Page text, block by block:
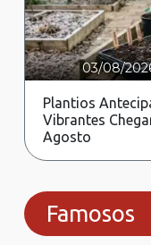
03/08/
Plantios
Vibrantes
Agosto
Famosos